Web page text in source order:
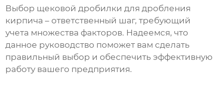
Выбор щековой дробилки для дробления
кирпича – ответственный шаг, требующий
учета множества факторов. Надеемся, что
данное руководство поможет вам сделать
правильный выбор и обеспечить эффективную
работу вашего предприятия.